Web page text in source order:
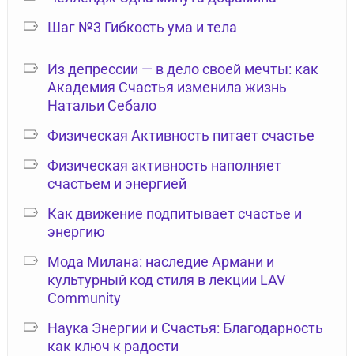
Шаг №3 Гибкость ума и тела
Из депрессии — в дело своей мечты: как
Академия Счастья изменила жизнь
Натальи Себало
Физическая Активность питает счастье
Физическая активность наполняет
счастьем и энергией
Как движение подпитывает счастье и
энергию
Мода Милана: наследие Армани и
культурный код стиля в лекции LAV
Community
Наука Энергии и Счастья: Благодарность
как ключ к радости